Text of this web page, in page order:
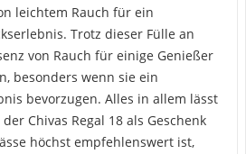
leichtem Rauch für ein
Trotz dieser Fülle an
von Rauch für einige Genießer
besonders wenn sie ein
bevorzugen. Alles in allem lässt
Chivas Regal 18 als Geschenk
höchst empfehlenswert ist,